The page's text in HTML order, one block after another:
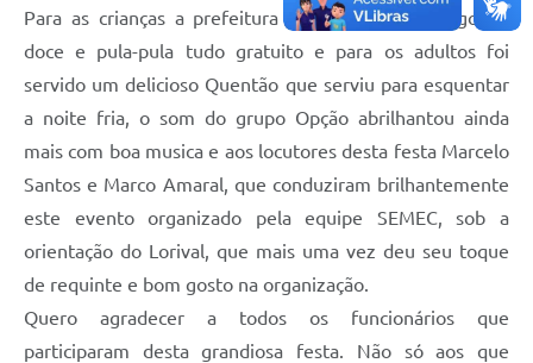
Para as crianças a prefeitura ofereceu pipoca, algodão
doce e pula-pula tudo gratuito e para os adultos foi
servido um delicioso Quentão que serviu para esquentar
a noite fria, o som do grupo Opção abrilhantou ainda
mais com boa musica e aos locutores desta festa Marcelo
Santos e Marco Amaral, que conduziram brilhantemente
este evento organizado pela equipe SEMEC, sob a
orientação do Lorival, que mais uma vez deu seu toque
de requinte e bom gosto na organização.
Quero agradecer a todos os funcionários que
participaram desta grandiosa festa. Não só aos que